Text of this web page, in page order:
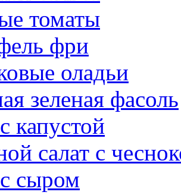
томаты
фри
оладьи
зеленая фасоль
капустой
салат с
сыром